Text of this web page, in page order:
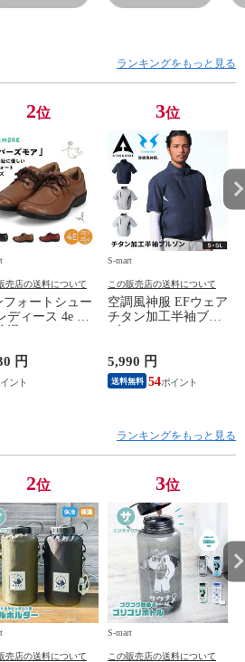
ー 白 ホワイ
グレー 白 ホワイ
ランキングをもっと見る
2位
売店の送料について
フォートシュー
ディース 4e 幅
ズ 黒 トパー
ア 靴 カジュア
ューズ 外反母趾
1410
円
3位
S-mart
この販売店の送料について
空調風神服 EFウェア
チタン加工半袖ブル
ジャケット 遮熱 作
業服 作業着 上着 ア
タックベース KF100
5,990 円
送料無料 54
ランキングをもっと見る
2位
売店の送料について
3位
S-mart
この販売店の送料について